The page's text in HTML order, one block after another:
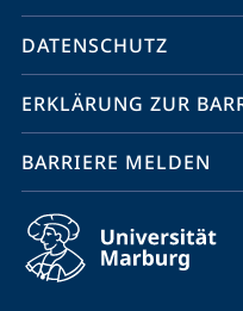
Navigation
DATENSCHUTZ
ERKLÄRUNG ZUR
BARRIERE MELDEN